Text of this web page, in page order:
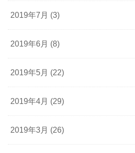
2019年7月 (3)
2019年6月 (8)
2019年5月 (22)
2019年4月 (29)
2019年3月 (26)